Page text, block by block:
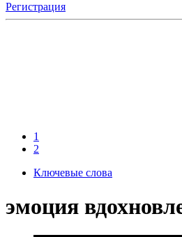
Регистрация
1
2
Ключевые слова
эмоция